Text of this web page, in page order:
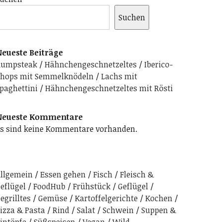
Suchen
Beiträge
Hähnchengeschnetzeltes
Iberico-
mit Semmelknödeln
Lachs mit
Hähnchengeschnetzeltes mit Rösti
Kommentare
sind keine Kommentare vorhanden.
Essen gehen Fisch
Fleisch &
FoodHub Frühstück
Geflügel
Gemüse Kartoffelgerichte
Kochen
& Pasta
Rind Salat Schwein
Suppen &